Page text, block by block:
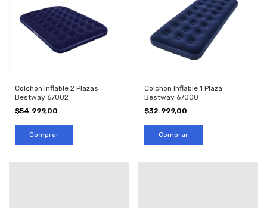
Colchon Inflable 2 Plazas
Bestway 67002
$54.999,00
Colchon Inflable 1 Plaza
Bestway 67000
$32.999,00